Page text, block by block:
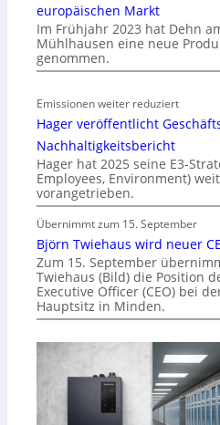
l
i
t
ä
i
n
d
e
r
m
m
o
b
i
l
w
europäischen Markt
Im Frühjahr 2023 hat Dehn
Mühlhausen eine neue
genommen.
Emissionen weiter reduziert
Hager veröffentlicht
Nachhaltigkeitsbericht
Hager hat 2025 seine E3-
Employees, Environment)
vorangetrieben.
Übernimmt zum 15. September
Björn Twiehaus wird neuer
Zum 15. September
Twiehaus (Bild) die Position
Executive Officer (CEO) bei
Hauptsitz in Minden.